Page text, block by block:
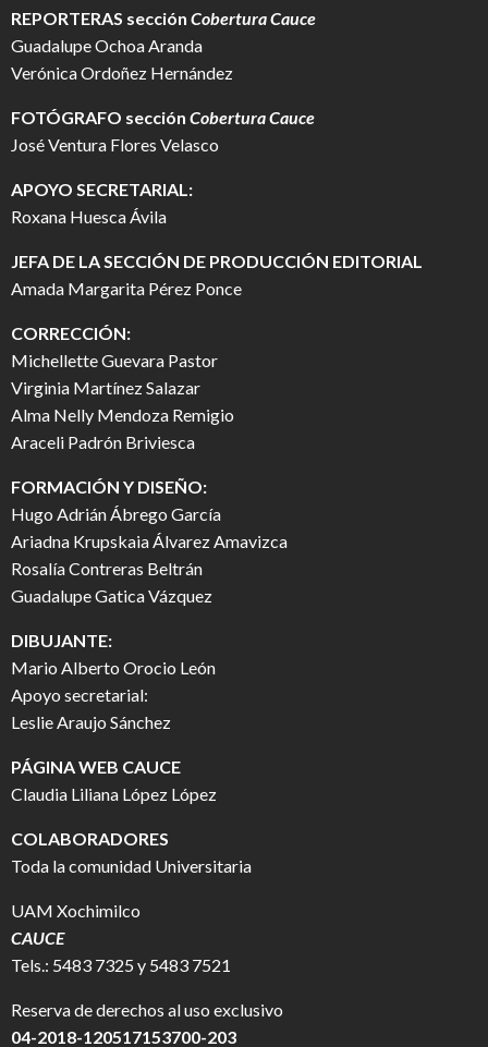
REPORTERAS sección Cobertura Cauce
Guadalupe Ochoa Aranda
Verónica Ordoñez Hernández
FOTÓGRAFO sección Cobertura Cauce
José Ventura Flores Velasco
APOYO SECRETARIAL:
Roxana Huesca Ávila
JEFA DE LA SECCIÓN DE PRODUCCIÓN EDITORIAL
Amada Margarita Pérez Ponce
CORRECCIÓN:
Michellette Guevara Pastor
Virginia Martínez Salazar
Alma Nelly Mendoza Remigio
Araceli Padrón Briviesca
FORMACIÓN Y DISEÑO:
Hugo Adrián Ábrego García
Ariadna Krupskaia Álvarez Amavizca
Rosalía Contreras Beltrán
Guadalupe Gatica Vázquez
DIBUJANTE:
Mario Alberto Orocio León
Apoyo secretarial:
Leslie Araujo Sánchez
PÁGINA WEB CAUCE
Claudia Liliana López López
COLABORADORES
Toda la comunidad Universitaria
UAM Xochimilco
CAUCE
Tels.: 5483 7325 y 5483 7521
Reserva de derechos al uso exclusivo
04-2018-120517153700-203